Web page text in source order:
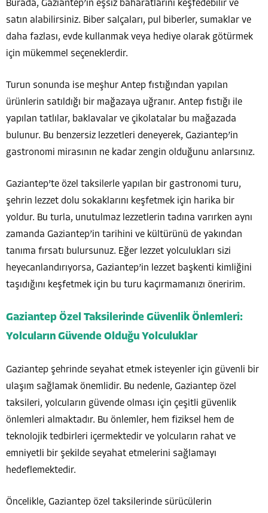
Burada, Gaziantep’in eşsiz baharatlarını keşfedebilir ve
satın alabilirsiniz. Biber salçaları, pul biberler, sumaklar ve
daha fazlası, evde kullanmak veya hediye olarak götürmek
için mükemmel seçeneklerdir.
Turun sonunda ise meşhur Antep fıstığından yapılan
ürünlerin satıldığı bir mağazaya uğranır. Antep fıstığı ile
yapılan tatlılar, baklavalar ve çikolatalar bu mağazada
bulunur. Bu benzersiz lezzetleri deneyerek, Gaziantep’in
gastronomi mirasının ne kadar zengin olduğunu anlarsınız.
Gaziantep’te özel taksilerle yapılan bir gastronomi turu,
şehrin lezzet dolu sokaklarını keşfetmek için harika bir
yoldur. Bu turla, unutulmaz lezzetlerin tadına varırken aynı
zamanda Gaziantep’in tarihini ve kültürünü de yakından
tanıma fırsatı bulursunuz. Eğer lezzet yolculukları sizi
heyecanlandırıyorsa, Gaziantep’in lezzet başkenti kimliğini
taşıdığını keşfetmek için bu turu kaçırmamanızı öneririm.
Gaziantep Özel Taksilerinde Güvenlik Önlemleri:
Yolcuların Güvende Olduğu Yolculuklar
Gaziantep şehrinde seyahat etmek isteyenler için güvenli bir
ulaşım sağlamak önemlidir. Bu nedenle, Gaziantep özel
taksileri, yolcuların güvende olması için çeşitli güvenlik
önlemleri almaktadır. Bu önlemler, hem fiziksel hem de
teknolojik tedbirleri içermektedir ve yolcuların rahat ve
emniyetli bir şekilde seyahat etmelerini sağlamayı
hedeflemektedir.
Öncelikle, Gaziantep özel taksilerinde sürücülerin